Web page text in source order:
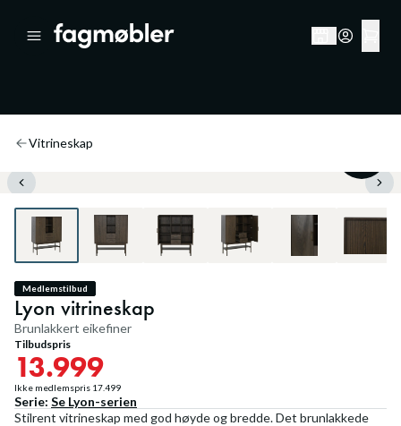
Vitrineskap
Medlemstilbud
Lyon vitrineskap
Brunlakkert eikefiner
Tilbudspris
13.999
Ikke medlemspris 17.499
Serie: Se Lyon-serien
Stilrent vitrineskap med god høyde og bredde. Det brunlakkede